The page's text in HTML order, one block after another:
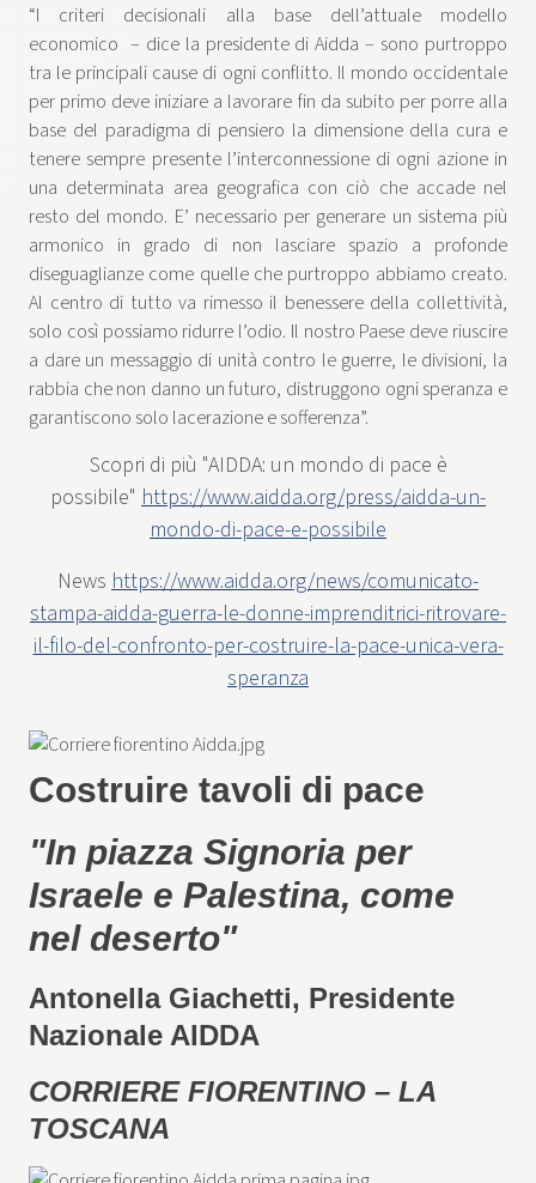
“I criteri decisionali alla base dell’attuale modello
economico – dice la presidente di Aidda – sono purtroppo
tra le principali cause di ogni conflitto. Il mondo occidentale
per primo deve iniziare a lavorare fin da subito per porre alla
base del paradigma di pensiero la dimensione della cura e
tenere sempre presente l’interconnessione di ogni azione in
una determinata area geografica con ciò che accade nel
resto del mondo. E’ necessario per generare un sistema più
armonico in grado di non lasciare spazio a profonde
diseguaglianze come quelle che purtroppo abbiamo creato.
Al centro di tutto va rimesso il benessere della collettività,
solo così possiamo ridurre l’odio. Il nostro Paese deve riuscire
a dare un messaggio di unità contro le guerre, le divisioni, la
rabbia che non danno un futuro, distruggono ogni speranza e
garantiscono solo lacerazione e sofferenza”.
Scopri di più "AIDDA: un mondo di pace è
possibile" https://www.aidda.org/press/aidda-un-
mondo-di-pace-e-possibile
News https://www.aidda.org/news/comunicato-
stampa-aidda-guerra-le-donne-imprenditrici-ritrovare-
il-filo-del-confronto-per-costruire-la-pace-unica-vera-
speranza
Costruire tavoli di pace
"In piazza Signoria per
Israele e Palestina, come
nel deserto"
Antonella Giachetti, Presidente
Nazionale AIDDA
CORRIERE FIORENTINO – LA
TOSCANA